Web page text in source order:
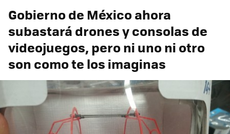
Gobierno de México ahora
subastará drones y consolas de
videojuegos, pero ni uno ni otro
son como te los imaginas